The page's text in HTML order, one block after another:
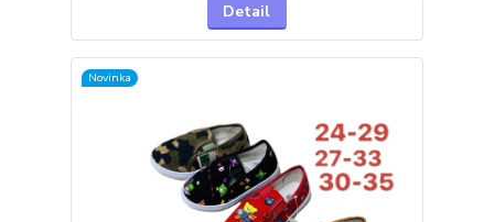
Detail
Novinka